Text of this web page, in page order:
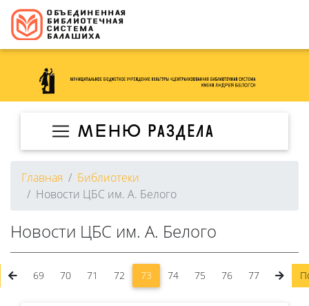
МЕНЮ раздела
Главная
Библиотеки
Новости ЦБС им. А. Белого
Новости ЦБС им. А. Белого
69 70 71 72 73 74 75 76 77